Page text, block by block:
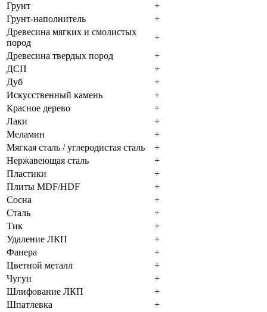
Грунт
+
Грунт-наполнитель
+
Древесина мягких и смолистых
пород
+
Древесина твердых пород
+
ДСП
+
Дуб
+
Искусственный камень
+
Красное дерево
+
Лаки
+
Меламин
+
Мягкая сталь / углеродистая сталь
+
Нержавеющая сталь
+
Пластики
+
Плиты MDF/HDF
+
Сосна
+
Сталь
+
Тик
+
Удаление ЛКП
+
Фанера
+
Цветной металл
+
Чугун
+
Шлифование ЛКП
+
Шпатлевка
+